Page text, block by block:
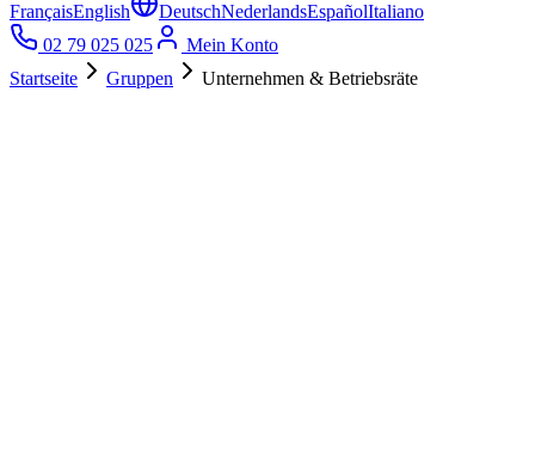
FrançaisEnglish DeutschNederlandsEspañolItaliano
02 79 025 025
Mein Konto
Startseite
Gruppen Unternehmen & Betriebsräte